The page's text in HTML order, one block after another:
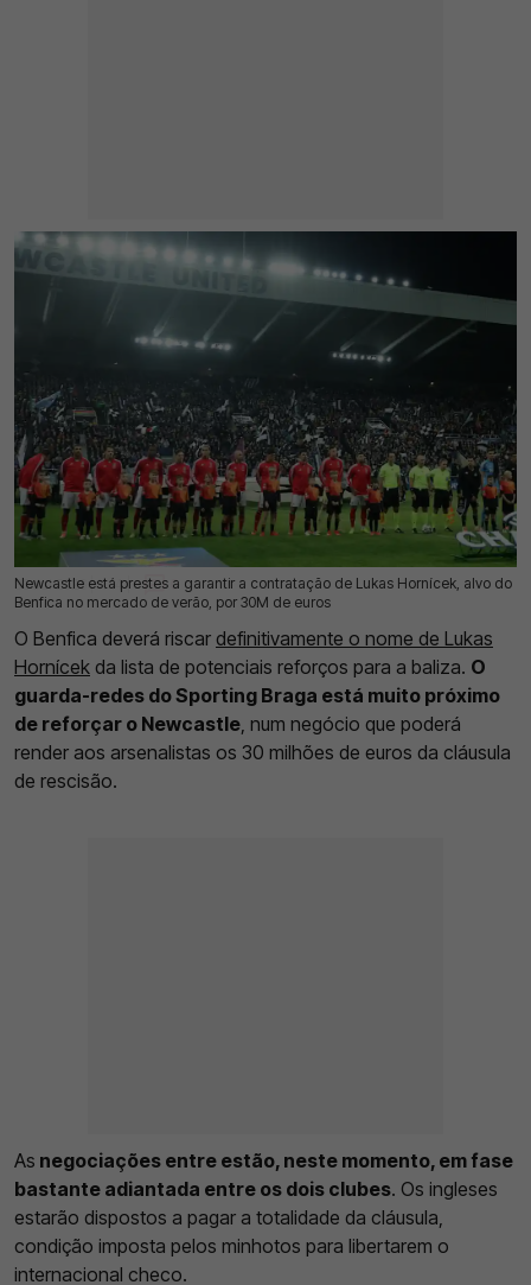
Newcastle está prestes a garantir a contratação de Lukas Hornícek, alvo do
Benfica no mercado de verão, por 30M de euros
30 Jul 2026 | 11:14 | 0
O Benfica deverá riscar definitivamente o nome de Lukas
Hornícek da lista de potenciais reforços para a baliza. O
guarda-redes do Sporting Braga está muito próximo
de reforçar o Newcastle, num negócio que poderá
render aos arsenalistas os 30 milhões de euros da cláusula
de rescisão.
As negociações entre estão, neste momento, em fase
bastante adiantada entre os dois clubes. Os ingleses
estarão dispostos a pagar a totalidade da cláusula,
condição imposta pelos minhotos para libertarem o
internacional checo.